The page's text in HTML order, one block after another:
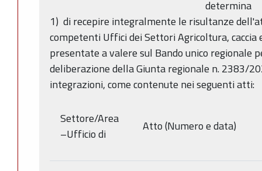
determina
1) di recepire integralmente le risultanze
competenti Uffici dei Settori Agricoltura, caccia
presentate a valere sul Bando unico regionale
deliberazione della Giunta regionale n. 2383/
integrazioni, come contenute nei seguenti atti:
Settore/Area
–Ufficio di
Atto (Numero e data)